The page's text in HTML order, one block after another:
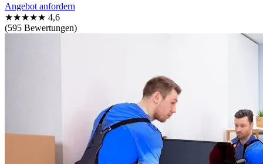
Angebot anfordern
★★★★★ 4,6
(595 Bewertungen)